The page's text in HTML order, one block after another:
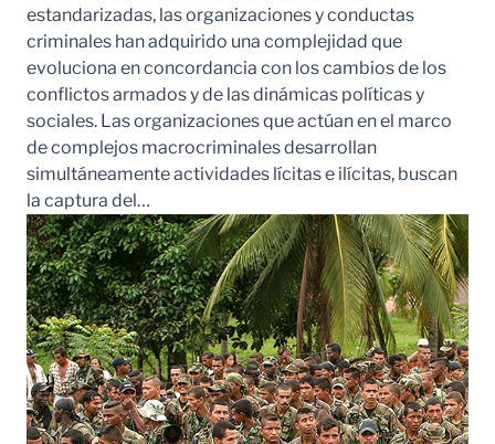
estandarizadas, las organizaciones y conductas
criminales han adquirido una complejidad que
evoluciona en concordancia con los cambios de los
conflictos armados y de las dinámicas políticas y
sociales. Las organizaciones que actúan en el marco
de complejos macrocriminales desarrollan
simultáneamente actividades lícitas e ilícitas, buscan
la captura del…